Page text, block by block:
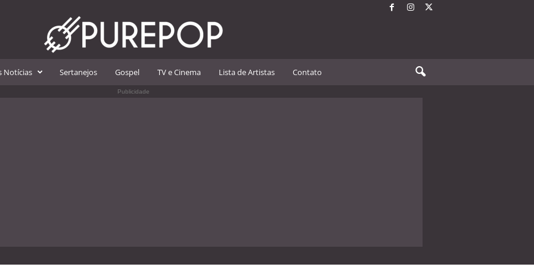
Notícias Sertanejos Gospel TV e Cinema Lista de Artistas Contato
Publicidade